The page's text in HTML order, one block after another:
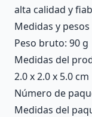
alta calidad y
Medidas y pesos
Peso bruto: 90 g
Medidas del
2.0 x 2.0 x 5.0 cm
Número de
Medidas del